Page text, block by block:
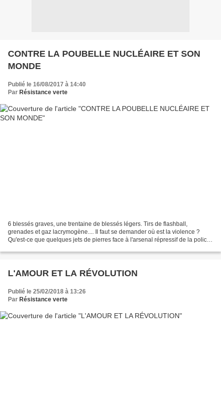
CONTRE LA POUBELLE NUCLÉAIRE ET SON
MONDE
Publié le 16/08/2017 à 14:40
Par Résistance verte
6 blessés graves, une trentaine de blessés légers. Tirs de flashball,
grenades et gaz lacrymogène.... Il faut se demander où est la violence ?
Qu'est-ce que quelques jets de pierres face à l'arsenal répressif de la police
L'AMOUR ET LA RÉVOLUTION
Publié le 25/02/2018 à 13:26
Par Résistance verte